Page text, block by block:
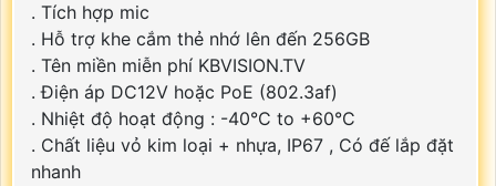
. Tích hợp mic
. Hỗ trợ khe cắm thẻ nhớ lên đến 256GB
. Tên miền miễn phí KBVISION.TV
. Điện áp DC12V hoặc PoE (802.3af)
. Nhiệt độ hoạt động : -40°C to +60°C
. Chất liệu vỏ kim loại + nhựa, IP67 , Có đế lắp đặt
nhanh